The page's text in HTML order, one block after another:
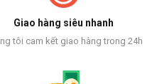
Giao hàng siêu nhanh
tôi cam kết giao hàng trong 24h